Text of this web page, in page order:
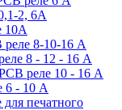
2, 6A
10А
8-10-16 A
8 - 12 - 16 A
реле 10 - 16 A
6 - 10 A
печатного